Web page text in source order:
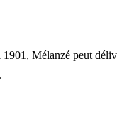
Mélanzé peut